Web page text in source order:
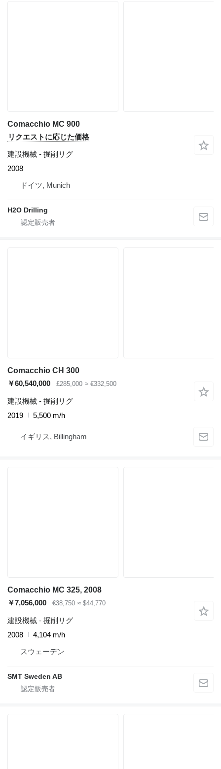
Comacchio MC 900
リクエストに応じた価格
建設機械 - 掘削リグ
2008
ドイツ, Munich
H2O Drilling
Comacchio CH 300
￥60,540,000
£285,000 ≈ €332,500
建設機械 - 掘削リグ
2019
5,500 m/h
イギリス, Billingham
Comacchio MC 325, 2008
￥7,056,000
€38,750 ≈ $44,770
建設機械 - 掘削リグ
2008
4,104 m/h
スウェーデン
SMT Sweden AB